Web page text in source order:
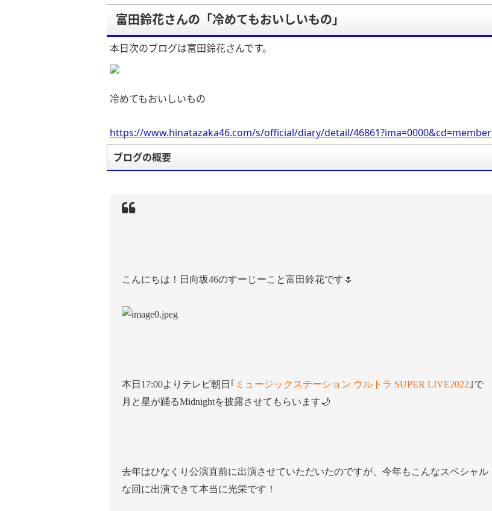
富田鈴花さんの「冷めてもおいしいもの」
本日次のブログは富田鈴花さんです。
冷めてもおいしいもの
https://www.hinatazaka46.com/s/official/diary/detail/46861?ima=0000&cd=member
ブログの概要
こんにちは！日向坂46のすーじーこと富田鈴花です🌷
本日17:00よりテレビ朝日｢ ミュージックステーション ウルトラ SUPER LIVE2022 ｣で
月と星が踊るMidnightを披露させてもらいます🌙
去年はひなくり公演直前に出演させていただいたのですが、今年もこんなスペシャル
な回に出演できて本当に光栄です！